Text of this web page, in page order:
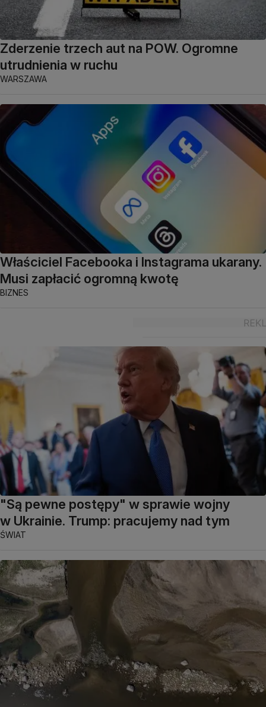
Zderzenie trzech aut na POW. Ogromne
utrudnienia w ruchu
WARSZAWA
Właściciel Facebooka i Instagrama ukarany.
Musi zapłacić ogromną kwotę
BIZNES
"Są pewne postępy" w sprawie wojny
w Ukrainie. Trump: pracujemy nad tym
ŚWIAT